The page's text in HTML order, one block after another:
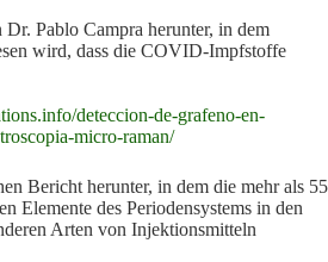
Pablo Campra herunter, in dem
wird, dass die COVID-Impfstoffe
deteccion-de-grafeno-en-
micro-raman/
Bericht herunter, in dem die mehr als 55
Elemente des Periodensystems in den
Arten von Injektionsmitteln